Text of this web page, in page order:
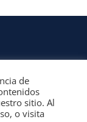
derechos | All rights
de
sitio. Al
o visita